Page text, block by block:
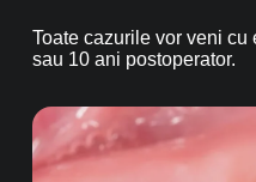
Toate cazurile vor veni
sau 10 ani postoperator.